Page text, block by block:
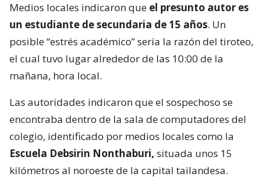
Medios locales indicaron que el presunto autor es
un estudiante de secundaria de 15 años. Un
posible “estrés académico” sería la razón del tiroteo,
el cual tuvo lugar alrededor de las 10:00 de la
mañana, hora local.
Las autoridades indicaron que el sospechoso se
encontraba dentro de la sala de computadores del
colegio, identificado por medios locales como la
Escuela Debsirin Nonthaburi, situada unos 15
kilómetros al noroeste de la capital tailandesa.